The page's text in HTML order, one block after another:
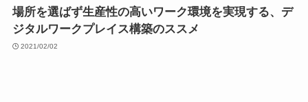
場所を選ばず生産性の高いワーク環境を実現する、デ
ジタルワークプレイス構築のススメ
2021/02/02